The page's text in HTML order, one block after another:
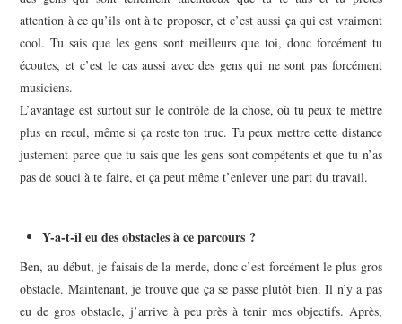
attention à ce qu’ils ont à te proposer, et c’est aussi ça qui est vraiment
cool. Tu sais que les gens sont meilleurs que toi, donc forcément tu
écoutes, et c’est le cas aussi avec des gens qui ne sont pas forcément
musiciens.
L’avantage est surtout sur le contrôle de la chose, où tu peux te mettre
plus en recul, même si ça reste ton truc. Tu peux mettre cette distance
justement parce que tu sais que les gens sont compétents et que tu n’as
pas de souci à te faire, et ça peut même t’enlever une part du travail.
Y-a-t-il eu des obstacles à ce parcours ?
Ben, au début, je faisais de la merde, donc c’est forcément le plus gros
obstacle. Maintenant, je trouve que ça se passe plutôt bien. Il n’y a pas
eu de gros obstacle, j’arrive à peu près à tenir mes objectifs. Après,